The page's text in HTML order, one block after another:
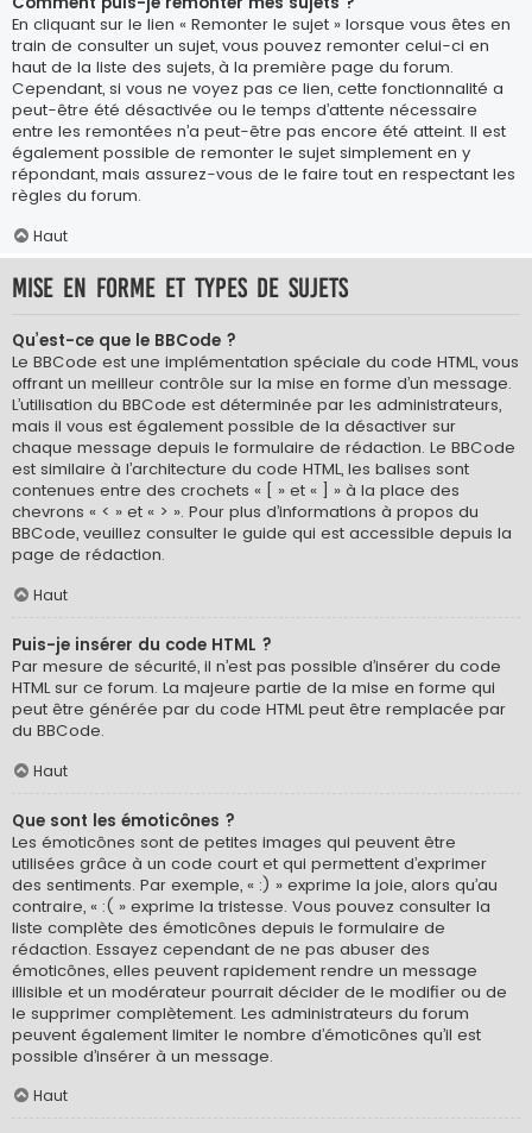
En cliquant sur le lien « Remonter le sujet » lorsque vous êtes en
train de consulter un sujet, vous pouvez remonter celui-ci en
haut de la liste des sujets, à la première page du forum.
Cependant, si vous ne voyez pas ce lien, cette fonctionnalité a
peut-être été désactivée ou le temps d’attente nécessaire
entre les remontées n’a peut-être pas encore été atteint. Il est
également possible de remonter le sujet simplement en y
répondant, mais assurez-vous de le faire tout en respectant les
règles du forum.
Haut
Mise en forme et types de sujets
Qu’est-ce que le BBCode ?
Le BBCode est une implémentation spéciale du code HTML, vous
offrant un meilleur contrôle sur la mise en forme d’un message.
L’utilisation du BBCode est déterminée par les administrateurs,
mais il vous est également possible de la désactiver sur
chaque message depuis le formulaire de rédaction. Le BBCode
est similaire à l’architecture du code HTML, les balises sont
contenues entre des crochets « [ » et « ] » à la place des
chevrons « < » et « > ». Pour plus d’informations à propos du
BBCode, veuillez consulter le guide qui est accessible depuis la
page de rédaction.
Haut
Puis-je insérer du code HTML ?
Par mesure de sécurité, il n’est pas possible d’insérer du code
HTML sur ce forum. La majeure partie de la mise en forme qui
peut être générée par du code HTML peut être remplacée par
du BBCode.
Haut
Que sont les émoticônes ?
Les émoticônes sont de petites images qui peuvent être
utilisées grâce à un code court et qui permettent d’exprimer
des sentiments. Par exemple, « :) » exprime la joie, alors qu’au
contraire, « :( » exprime la tristesse. Vous pouvez consulter la
liste complète des émoticônes depuis le formulaire de
rédaction. Essayez cependant de ne pas abuser des
émoticônes, elles peuvent rapidement rendre un message
illisible et un modérateur pourrait décider de le modifier ou de
le supprimer complètement. Les administrateurs du forum
peuvent également limiter le nombre d’émoticônes qu’il est
possible d’insérer à un message.
Haut